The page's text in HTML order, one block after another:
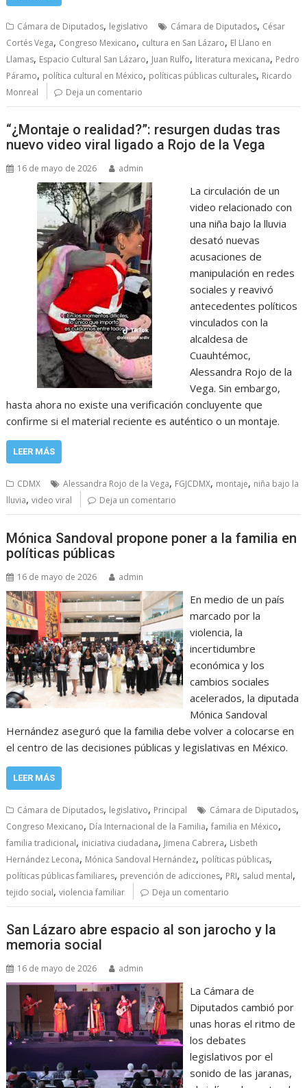
Cámara de Diputados, legislativo Cámara de Diputados, César
Cortés Vega, Congreso Mexicano, cultura en San Lázaro, El Llano en
Llamas, Espacio Cultural San Lázaro, Juan Rulfo, literatura mexicana, Pedro
Páramo, política cultural en México, políticas públicas culturales, Ricardo
Monreal
Deja un comentario
“¿Montaje o realidad?”: resurgen dudas tras
nuevo video viral ligado a Rojo de la Vega
16 de mayo de 2026 admin
La circulación de un
video relacionado con
una niña bajo la lluvia
desató nuevas
acusaciones de
manipulación en redes
sociales y reavivó
antecedentes políticos
vinculados con la
alcaldesa de
Cuauhtémoc,
Alessandra Rojo de la
Vega. Sin embargo,
hasta ahora no existe una verificación concluyente que
confirme si el material reciente es auténtico o un montaje.
LEER MÁS
CDMX Alessandra Rojo de la Vega, FGJCDMX, montaje, niña bajo la
lluvia,video viral Deja un comentario
Mónica Sandoval propone poner a la familia en
políticas públicas
16 de mayo de 2026 admin
En medio de un país
marcado por la
violencia, la
incertidumbre
económica y los
cambios sociales
acelerados, la diputada
Mónica Sandoval
Hernández aseguró que la familia debe volver a colocarse en
el centro de las decisiones públicas y legislativas en México.
LEER MÁS
Cámara de Diputados, legislativo, Principal Cámara de Diputados,
Congreso Mexicano, Día Internacional de la Familia,familia en México,
familia tradicional, iniciativa ciudadana, Jimena Cabrera, Lisbeth
Hernández Lecona, Mónica Sandoval Hernández, políticas públicas,
políticas públicas familiares, prevención de adicciones, PRI, salud mental,
tejido social,violencia familiar Deja un comentario
San Lázaro abre espacio al son jarocho y la
memoria social
16 de mayo de 2026 admin
La Cámara de
Diputados cambió por
unas horas el ritmo de
los debates
legislativos por el
sonido de las jaranas,